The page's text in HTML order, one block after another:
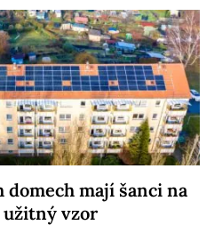
domech mají šanci na
vzor